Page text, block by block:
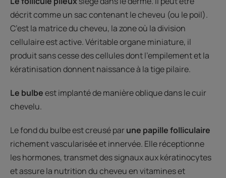
décrit comme un sac contenant le cheveu (ou le poil).
C’est la matrice du cheveu, la zone où la division
cellulaire est active. Véritable organe miniature, il
produit sans cesse des cellules dont l’empilement et la
kératinisation donnent naissance à la tige pilaire.
Le bulbeest implanté de manière oblique dans le cuir
chevelu.
Le fond du bulbe est creusé parune papille folliculaire
richement vascularisée et innervée. Elle réceptionne
les hormones, transmet des signaux aux kératinocytes
et assure la nutrition du cheveu en vitamines et